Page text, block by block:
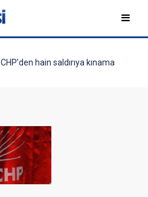
CHP’den hain saldırıya kınama